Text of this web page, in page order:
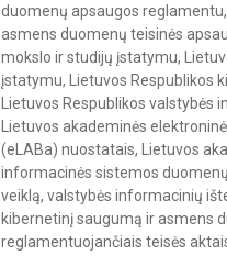
duomenų apsaugos
asmens duomenų teisinės
mokslo ir studijų įstatymu,
įstatymu, Lietuvos Respublikos
Lietuvos Respublikos
Lietuvos akademinės
(eLABa) nuostatais, Lietuvos
informacinės sistemos
veiklą, valstybės informacinių
kibernetinį saugumą ir asmens
reglamentuojančiais teisės